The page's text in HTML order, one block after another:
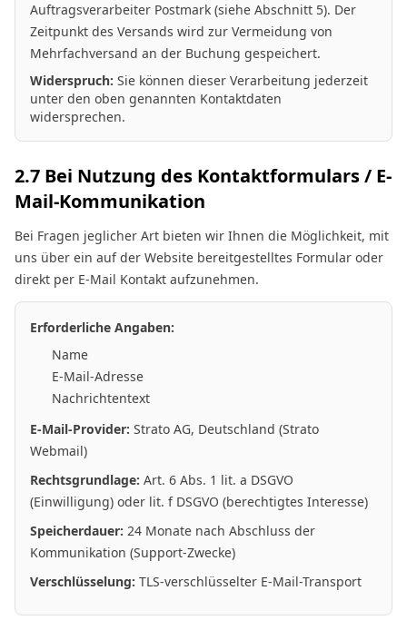
Auftragsverarbeiter Postmark (siehe Abschnitt 5). Der
Zeitpunkt des Versands wird zur Vermeidung von
Mehrfachversand an der Buchung gespeichert.
Widerspruch: Sie können dieser Verarbeitung jederzeit
unter den oben genannten Kontaktdaten
widersprechen.
2.7 Bei Nutzung des Kontaktformulars / E-
Mail-Kommunikation
Bei Fragen jeglicher Art bieten wir Ihnen die Möglichkeit, mit
uns über ein auf der Website bereitgestelltes Formular oder
direkt per E-Mail Kontakt aufzunehmen.
Erforderliche Angaben:
Name
E-Mail-Adresse
Nachrichtentext
E-Mail-Provider: Strato AG, Deutschland (Strato
Webmail)
Rechtsgrundlage: Art. 6 Abs. 1 lit. a DSGVO
(Einwilligung) oder lit. f DSGVO (berechtigtes Interesse)
Speicherdauer: 24 Monate nach Abschluss der
Kommunikation (Support-Zwecke)
Verschlüsselung: TLS-verschlüsselter E-Mail-Transport